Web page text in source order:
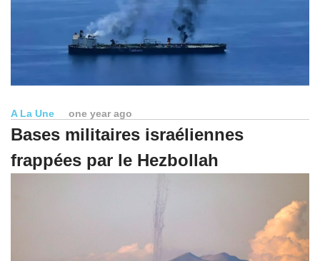
A La Une one year ago
Bases militaires israéliennes
frappées par le Hezbollah